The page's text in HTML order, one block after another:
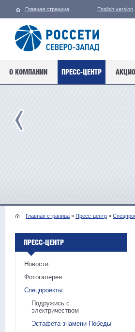
Главная страница English version
О КОМПАНИИ ПРЕСС-ЦЕНТР
Главная страница » Пресс-центр »
ПРЕСС-ЦЕНТР
Новости
Фотогалерея
Спецпроекты
Подружись с
электричеством
Эстафета знамени Победы